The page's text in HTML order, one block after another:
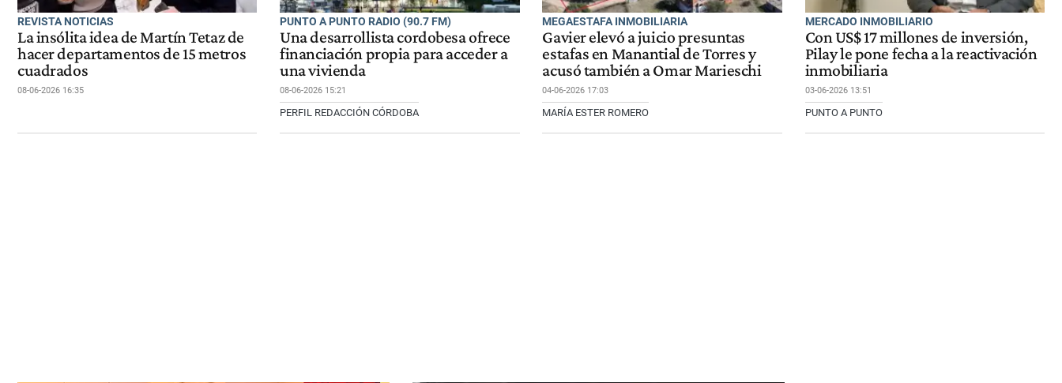
REVISTA NOTICIAS
La insólita idea de Martín Tetaz de
hacer departamentos de 15 metros
cuadrados
08-06-2026 16:35
PUNTO A PUNTO RADIO (90.7 FM)
Una desarrollista cordobesa ofrece
financiación propia para acceder a
una vivienda
08-06-2026 15:21
PERFIL REDACCIÓN CÓRDOBA
MEGAESTAFA INMOBILIARIA
Gavier elevó a juicio presuntas
estafas en Manantial de Torres y
acusó también a Omar Marieschi
04-06-2026 17:03
MARÍA ESTER ROMERO
MERCADO INMOBILIARIO
Con US$ 17 millones de inversión,
Pilay le pone fecha a la reactivación
inmobiliaria
03-06-2026 13:51
PUNTO A PUNTO